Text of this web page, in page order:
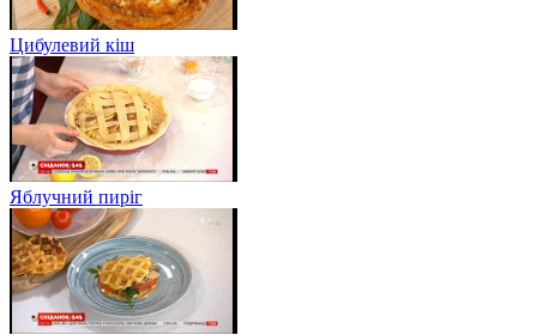
Цибулевий кіш
Яблучний пиріг